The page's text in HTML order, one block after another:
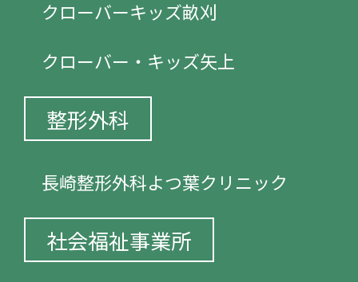
クローバーキッズ畝刈
クローバー・キッズ矢上
整形外科
長崎整形外科よつ葉クリニック
社会福祉事業所